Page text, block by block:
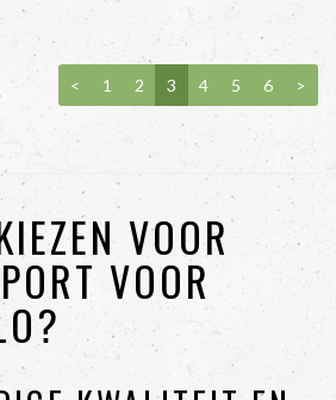
< 1 2 3 4 5 6 >
VOOR
VOOR